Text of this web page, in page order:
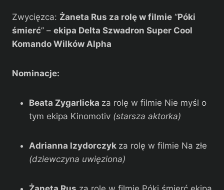
Zwycięzca: Żaneta Rus za rolę w filmie “Póki
śmierć” – ekipa Delta Szwadron Super Cool
Komando Wilków Alpha
Nominacje:
Beata Zygarlicka za rolę w filmie Nie myśl o
tym ekipa Kinomotiv (starsza aktorka)
Adrianna Izydorczyk za rolę w filmie Na złe
(dziewczyna uwięziona)